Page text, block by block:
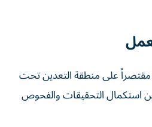
مقتصراً على منطقة التعدين تحت
استكمال التحقيقات والفحوص